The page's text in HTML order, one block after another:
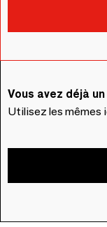
Vous avez déjà
Utilisez les mêmes